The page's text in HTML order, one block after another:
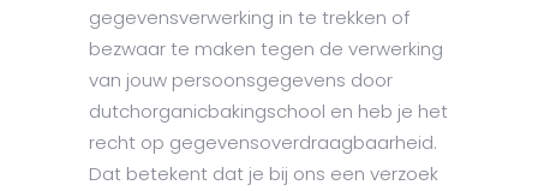
gegevensverwerking in te trekken of
bezwaar te maken tegen de verwerking
van jouw persoonsgegevens door
dutchorganicbakingschool en heb je het
recht op gegevensoverdraagbaarheid.
Dat betekent dat je bij ons een verzoek